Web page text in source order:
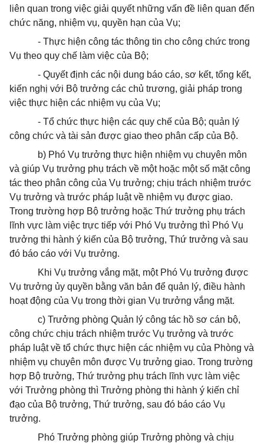
liên quan trong việc giải quyết những vấn đề liên quan đến
chức năng, nhiệm vụ, quyền hạn của Vụ;
- Thực hiện công tác thông tin cho công chức trong
Vụ theo quy chế làm việc của Bộ;
- Quyết định các nội dung báo cáo, sơ kết, tổng kết,
kiến nghị với Bộ trưởng các chủ trương, giải pháp trong
việc thực hiện các nhiệm vụ của Vụ;
- Tổ chức thực hiện các quy chế của Bộ; quản lý
công chức và tài sản được giao theo phân cấp của Bộ.
b) Phó Vụ trưởng thực hiện nhiệm vụ chuyên môn
và giúp Vụ trưởng phụ trách về một hoặc một số mặt công
tác theo phân công của Vụ trưởng; chịu trách nhiệm trước
Vụ trưởng và trước pháp luật về nhiệm vụ được giao.
Trong trường hợp Bộ trưởng hoặc Thứ trưởng phụ trách
lĩnh vực làm việc trực tiếp với Phó Vụ trưởng thì Phó Vụ
trưởng thi hành ý kiến của Bộ trưởng, Thứ trưởng và sau
đó báo cáo với Vụ trưởng.
Khi Vụ trưởng vắng mặt, một Phó Vụ trưởng được
Vụ trưởng ủy quyền bằng văn bản để quản lý, điều hành
hoạt động của Vụ trong thời gian Vụ trưởng vắng mặt.
c) Trưởng phòng Quản lý công tác hồ sơ cán bộ,
công chức chịu trách nhiệm trước Vụ trưởng và trước
pháp luật về tổ chức thực hiện các nhiệm vụ của Phòng và
nhiệm vụ chuyên môn được Vụ trưởng giao. Trong trường
hợp Bộ trưởng, Thứ trưởng phụ trách lĩnh vực làm việc
với Trưởng phòng thì Trưởng phòng thi hành ý kiến chỉ
đạo của Bộ trưởng, Thứ trưởng, sau đó báo cáo Vụ
trưởng.
Phó Trưởng phòng giúp Trưởng phòng và chịu